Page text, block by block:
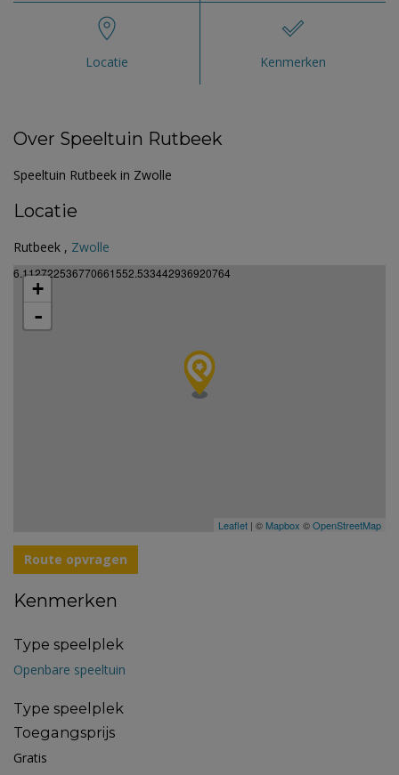
Locatie Kenmerken
Over Speeltuin Rutbeek
Speeltuin Rutbeek in Zwolle
Locatie
Rutbeek , Zwolle
6.112722536770661552.533442936920764
+
-
Leaflet | © Mapbox ©OpenStreetMap
Route opvragen
Kenmerken
Type speelplek
Openbare speeltuin
Type speelplek
Toegangsprijs
Gratis